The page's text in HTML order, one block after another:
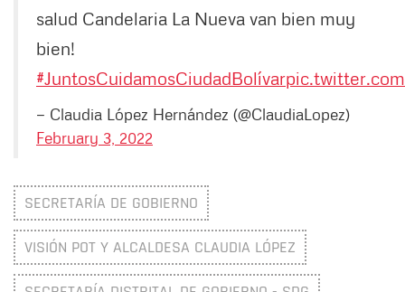
salud Candelaria La Nueva van bien muy
bien!
#JuntosCuidamosCiudadBolívar
— Claudia López Hernández (@ClaudiaLopez)
February 3, 2022
SECRETARÍA DE GOBIERNO
VISIÓN POT Y ALCALDESA CLAUDIA LÓPEZ